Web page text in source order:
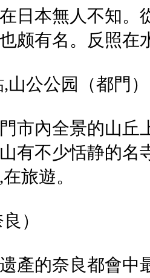
日本無人不知。
颇有名。反照在
山公公园（都門）
市內全景的山丘
有不少恬静的
旅遊。
）
產的奈良都會中